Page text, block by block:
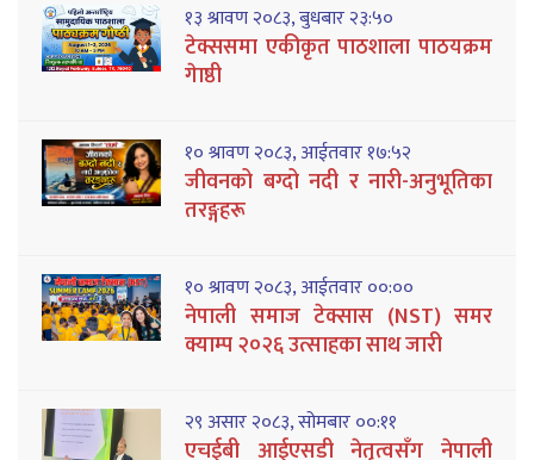
१३ श्रावण २०८३, बुधबार २३:५०
टेक्ससमा एकीकृत पाठशाला पाठयक्रम
गेाष्ठी
१० श्रावण २०८३, आईतवार १७:५२
जीवनको बग्दो नदी र नारी-अनुभूतिका
तरङ्गहरू
१० श्रावण २०८३, आईतवार ००:००
नेपाली समाज टेक्सास (NST) समर
क्याम्प २०२६ उत्साहका साथ जारी
२९ असार २०८३, सोमबार ००:११
एचईबी आईएसडी नेतृत्वसँग नेपाली